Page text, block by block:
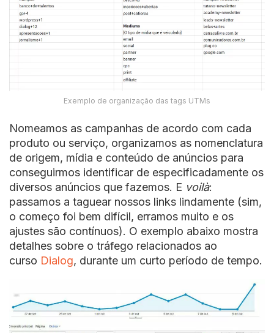
Exemplo de organização das tags UTMs
Nomeamos as campanhas de acordo com cada
produto ou serviço, organizamos as nomenclatura
de origem, mídia e conteúdo de anúncios para
conseguirmos identificar de especificadamente os
diversos anúncios que fazemos. E voilà:
passamos a taguear nossos links lindamente (sim,
o começo foi bem difícil, erramos muito e os
ajustes são contínuos). O exemplo abaixo mostra
detalhes sobre o tráfego relacionados ao
curso Dialog, durante um curto período de tempo.